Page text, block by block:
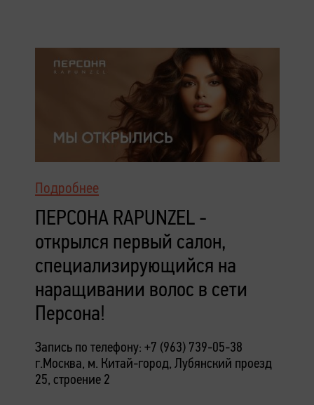
Подробнее
ПЕРСОНА RAPUNZEL -
открылся первый салон,
специализирующийся на
наращивании волос в сети
Персона!
Запись по телефону: +7 (963) 739-05-38
г.Москва, м. Китай-город, Лубянский проезд
25, строение 2